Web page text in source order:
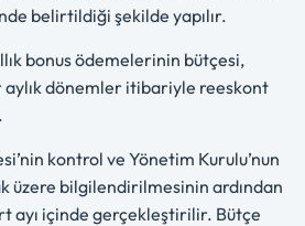
belirtildiği şekilde yapılır.
bonus ödemelerinin bütçesi,
dönemler itibariyle reeskont
kontrol ve Yönetim Kurulu’nun
üzere bilgilendirilmesinin ardından
ayı içinde gerçekleştirilir. Bütçe